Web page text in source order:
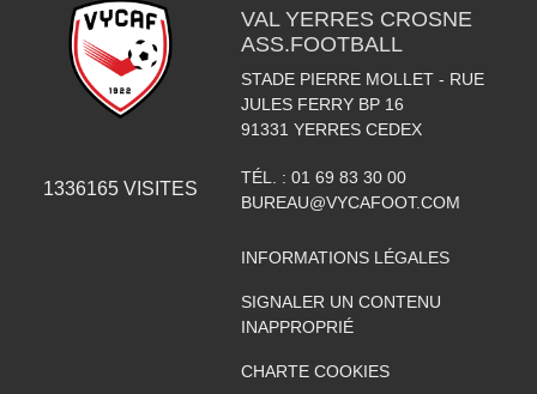
1336165VISITES
VAL YERRES CROSNE
ASS.FOOTBALL
STADE PIERRE MOLLET - RUE
JULES FERRY BP 16
91331 YERRES CEDEX
TÉL. : 01 69 83 30 00
BUREAU@VYCAFOOT.COM
INFORMATIONS LÉGALES
SIGNALER UN CONTENU
INAPPROPRIÉ
CHARTE COOKIES